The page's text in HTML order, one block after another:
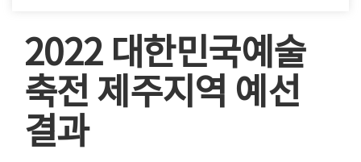
2022 대한민국예술
축전 제주지역 예선
결과